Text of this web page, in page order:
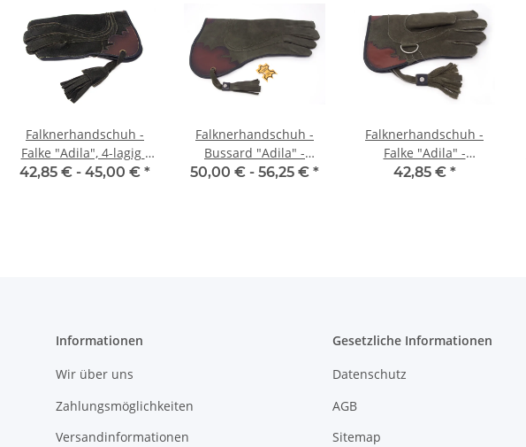
Falknerhandschuh -
Falke "Adila", 4-lagig -
Dunkelgrün / Braun
42,85 € - 45,00 € *
Falknerhandschuh -
Bussard "Adila" -
Dunkelgrün / Braun
50,00 € - 56,25 € *
Falknerhandschuh -
Falke "Adila" -
Dunkelgrün / Braun
42,85 € *
Informationen
Wir über uns
Zahlungsmöglichkeiten
Versandinformationen
Gesetzliche Informationen
Datenschutz
AGB
Sitemap